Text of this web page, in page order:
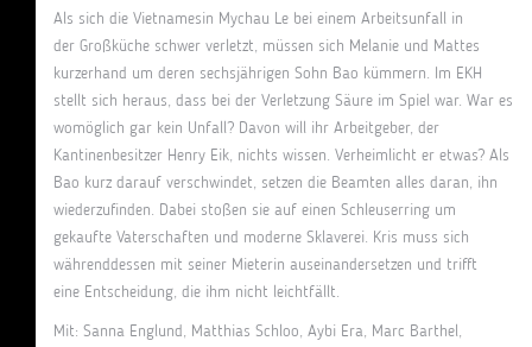
Als sich die Vietnamesin Mychau Le bei einem Arbeitsunfall in
der Großküche schwer verletzt, müssen sich Melanie und Mattes
kurzerhand um deren sechsjährigen Sohn Bao kümmern. Im EKH
stellt sich heraus, dass bei der Verletzung Säure im Spiel war. War es
womöglich gar kein Unfall? Davon will ihr Arbeitgeber, der
Kantinenbesitzer Henry Eik, nichts wissen. Verheimlicht er etwas? Als
Bao kurz darauf verschwindet, setzen die Beamten alles daran, ihn
wiederzufinden. Dabei stoßen sie auf einen Schleuserring um
gekaufte Vaterschaften und moderne Sklaverei. Kris muss sich
währenddessen mit seiner Mieterin auseinandersetzen und trifft
eine Entscheidung, die ihm nicht leichtfällt.
Mit: Sanna Englund, Matthias Schloo, Aybi Era, Marc Barthel,